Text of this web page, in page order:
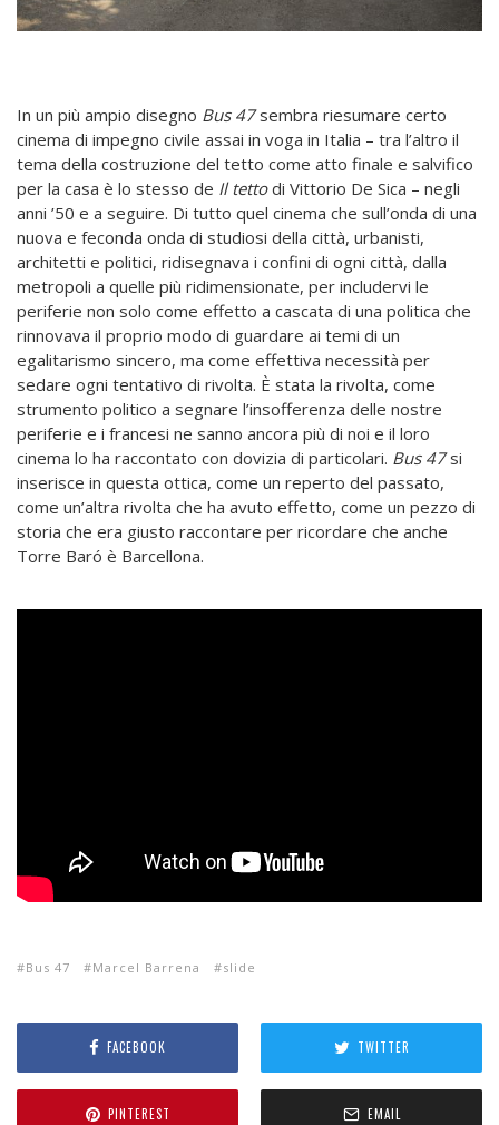
In un più ampio disegno Bus 47sembra riesumare certo
cinema di impegno civile assai in voga in Italia – tra l’altro il
tema della costruzione del tetto come atto finale e salvifico
per la casa è lo stesso de Il tettodi Vittorio De Sica – negli
anni ’50 e a seguire. Di tutto quel cinema che sull’onda di una
nuova e feconda onda di studiosi della città, urbanisti,
architetti e politici, ridisegnava i confini di ogni città, dalla
metropoli a quelle più ridimensionate, per includervi le
periferie non solo come effetto a cascata di una politica che
rinnovava il proprio modo di guardare ai temi di un
egalitarismo sincero, ma come effettiva necessità per
sedare ogni tentativo di rivolta. È stata la rivolta, come
strumento politico a segnare l’insofferenza delle nostre
periferie e i francesi ne sanno ancora più di noi e il loro
cinema lo ha raccontato con dovizia di particolari. Bus 47si
inserisce in questa ottica, come un reperto del passato,
come un’altra rivolta che ha avuto effetto, come un pezzo di
storia che era giusto raccontare per ricordare che anche
Torre Baró è Barcellona.
Bus 47 Marcel Barrena slide
FACEBOOK TWITTER
PINTEREST EMAIL